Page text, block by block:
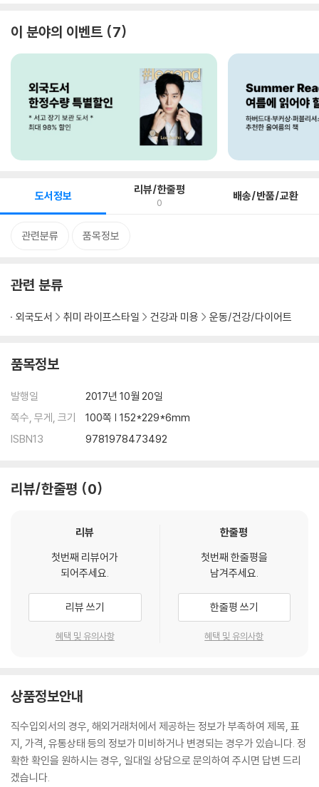
이 분야의 이벤트 7
도서정보 리뷰/한줄평
0 배송/반품/교환
관련분류 품목정보
관련 분류
외국도서 취미 라이프스타일 건강과 미용 운동/건강/다이어트
품목정보
발행일
2017년 10월 20일
쪽수, 무게, 크기
100쪽 | 152*229*6mm
ISBN13
9781978473492
리뷰/한줄평 0
리뷰
첫번째 리뷰어가
되어주세요.
리뷰 쓰기
혜택 및 유의사항
한줄평
첫번째 한줄평을
남겨주세요.
한줄평 쓰기
혜택 및 유의사항
상품정보안내
직수입외서의 경우, 해외거래처에서 제공하는 정보가 부족하여 제목, 표
지, 가격, 유통상태 등의 정보가 미비하거나 변경되는 경우가 있습니다. 정
확한 확인을 원하시는 경우, 일대일 상담으로 문의하여 주시면 답변 드리
겠습니다.